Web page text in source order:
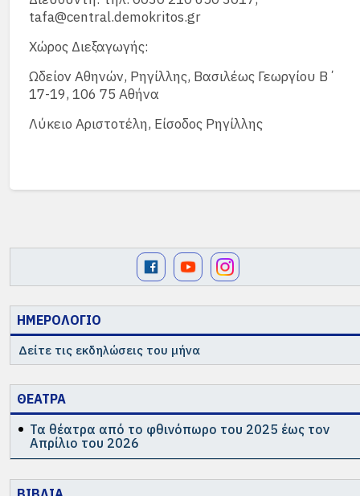
ΗΜΕΡΟΛΟΓΙΟ
Δείτε τις εκδηλώσεις του μήνα
ΘΕΑΤΡΑ
Τα θέατρα από το φθινόπωρο του 2025 έως τον
Απρίλιο του 2026
tafa@central.demokritos.gr
Χώρος Διεξαγωγής:
Ωδείον Αθηνών, Ρηγίλλης, Βασιλέως Γεωργίου Β΄
17-19, 106 75 Αθήνα
Λύκειο Αριστοτέλη, Είσοδος Ρηγίλλης